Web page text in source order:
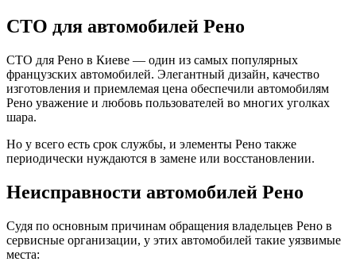
СТО для автомобилей Рено
СТО для Рено в Киеве — один из самых популярных
французских автомобилей. Элегантный дизайн, качество
изготовления и приемлемая цена обеспечили автомобилям
Рено уважение и любовь пользователей во многих уголках
шара.
Но у всего есть срок службы, и элементы Рено также
периодически нуждаются в замене или восстановлении.
Неисправности автомобилей Рено
Судя по основным причинам обращения владельцев Рено в
сервисные организации, у этих автомобилей такие уязвимые
места: